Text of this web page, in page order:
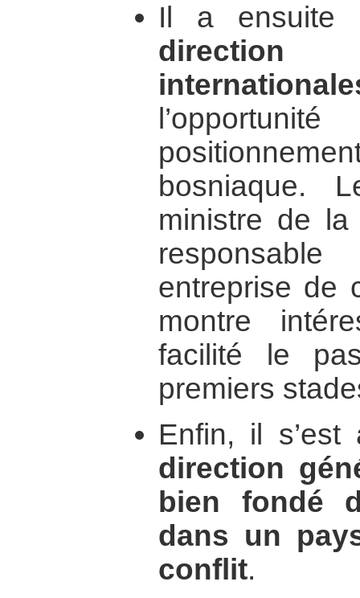
Il a
bosniaque.
ministre de
entreprise de
montre
facilité le
premiers
Enfin, il
direction
bien fondé
dans un
conflit.